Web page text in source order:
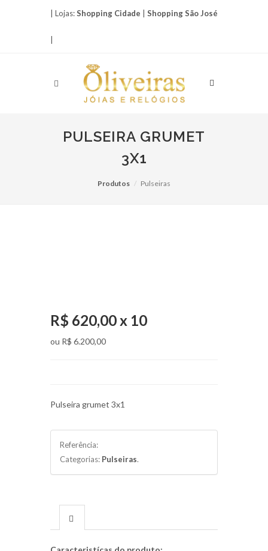
| Lojas:Shopping Cidade Shopping São José
PULSEIRA GRUMET
3X1
Produtos Pulseiras
R$ 620,00 x 10
ou R$ 6.200,00
Pulseira grumet 3x1
Referência:
Categorias: Pulseiras.